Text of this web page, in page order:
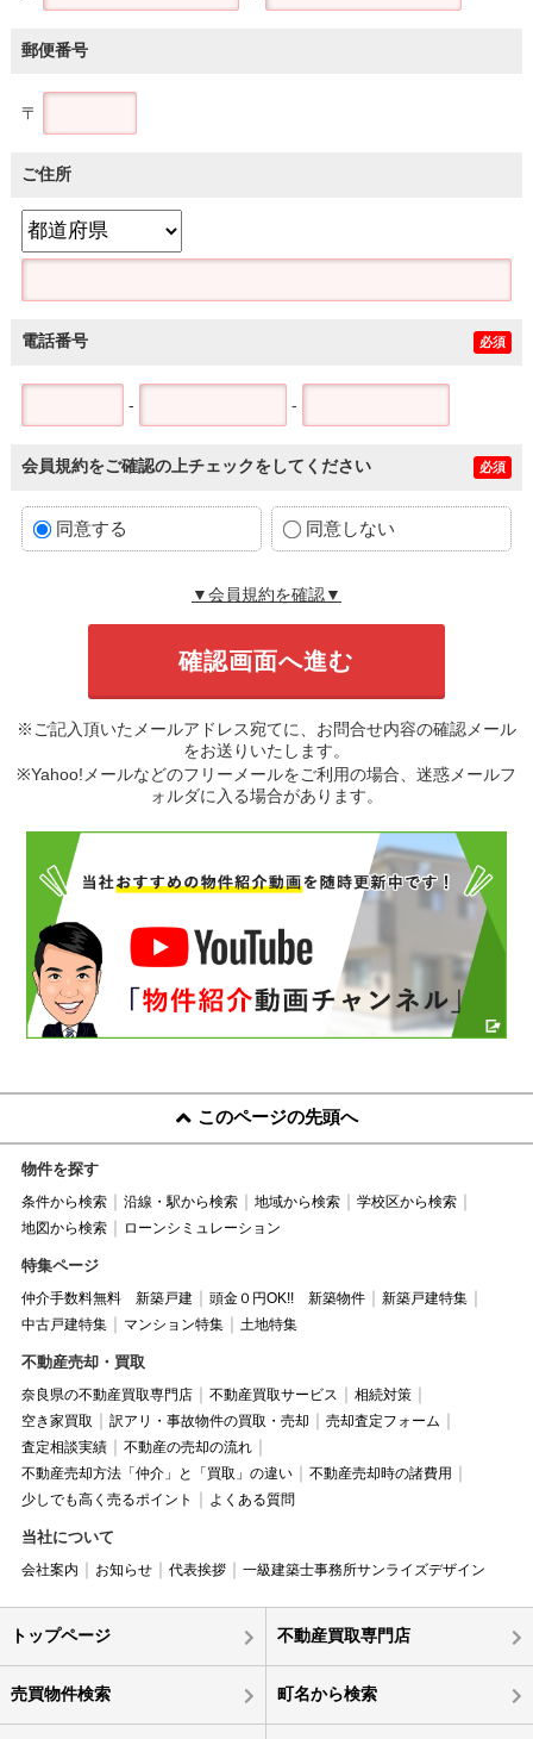
郵便番号
〒
ご住所
電話番号 必須
- -
会員規約をご確認の上チェックをしてください 必須
同意する 同意しない
▼会員規約を確認▼
※ご記入頂いたメールアドレス宛てに、お問合せ内容の確認メール
をお送りいたします。
※Yahoo!メールなどのフリーメールをご利用の場合、迷惑メールフ
ォルダに入る場合があります。
このページの先頭へ
物件を探す
条件から検索 沿線・駅から検索 地域から検索
学校区から検索
地図から検索
ローンシミュレーション
特集ページ
仲介手数料無料 新築戸建 頭金０円OK!! 新築物件
新築戸建特集
中古戸建特集
マンション特集 土地特集
不動産売却・買取
奈良県の不動産買取専門店 不動産買取サービス
相続対策
空き家買取
訳アリ・事故物件の買取・売却
売却査定フォーム
査定相談実績
不動産の売却の流れ
不動産売却方法「仲介」と「買取」の違い
不動産売却時の諸費用
少しでも高く売るポイント
よくある質問
当社について
会社案内 お知らせ 代表挨拶 一級建築士事務所サンライズデザイン
トップページ 不動産買取専門店
売買物件検索 町名から検索